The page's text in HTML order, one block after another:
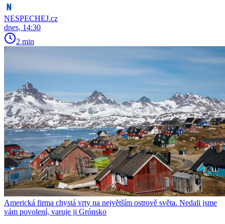
NESPECHEJ.cz
dnes, 14:30
2 min
Americká firma chystá vrty na největším ostrově světa. Nedali jsme
vám povolení, varuje ji Grónsko